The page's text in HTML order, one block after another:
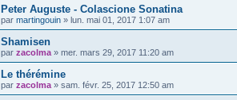
Peter Auguste - Colascione Sonatina
par martingouin » lun. mai 01, 2017 1:07 am
Shamisen
par zacolma » mer. mars 29, 2017 11:20 am
Le thérémine
par zacolma » sam. févr. 25, 2017 12:50 am